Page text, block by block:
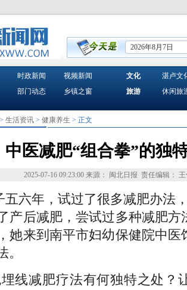
2026年8月7日
时政新闻
部门动态
视频新闻
乡镇之窗
文化
旅游
湛卢文
休闲旅
>生活资讯 >健康养生 > 正文
中医减肥“组合拳”的独
2025-07-16 09:23:00 来源： 闽北日报 责任编辑：
五六年，试过了很多减肥办法
产后减肥，尝试过多种减肥方
她来到南平市妇幼保健院中医
。
线减肥疗法有何独特之处？